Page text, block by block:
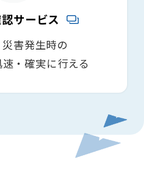
サービス
害発生時の
・確実に行える